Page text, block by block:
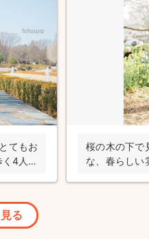
てもお
4人の
桜の木の下で
な、春らしい
る